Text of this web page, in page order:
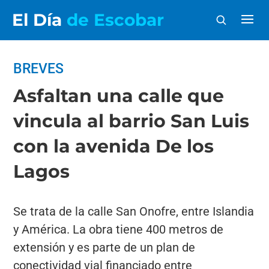
El Día de Escobar
BREVES
Asfaltan una calle que
vincula al barrio San Luis
con la avenida De los
Lagos
Se trata de la calle San Onofre, entre Islandia
y América. La obra tiene 400 metros de
extensión y es parte de un plan de
conectividad vial financiado entre